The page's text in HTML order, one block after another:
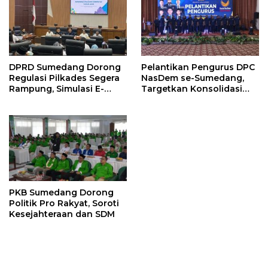
DPRD Sumedang Dorong
Regulasi Pilkades Segera
Rampung, Simulasi E-
Pelantikan Pengurus DPC
NasDem se-Sumedang,
Targetkan Konsolidasi
PKB Sumedang Dorong
Politik Pro Rakyat, Soroti
Kesejahteraan dan SDM